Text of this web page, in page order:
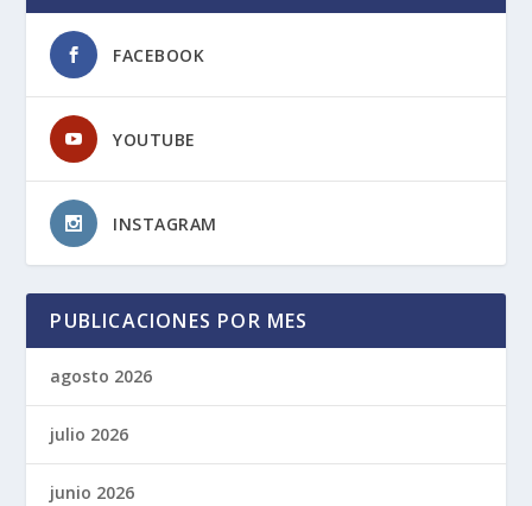
FACEBOOK
YOUTUBE
INSTAGRAM
PUBLICACIONES POR MES
agosto 2026
julio 2026
junio 2026